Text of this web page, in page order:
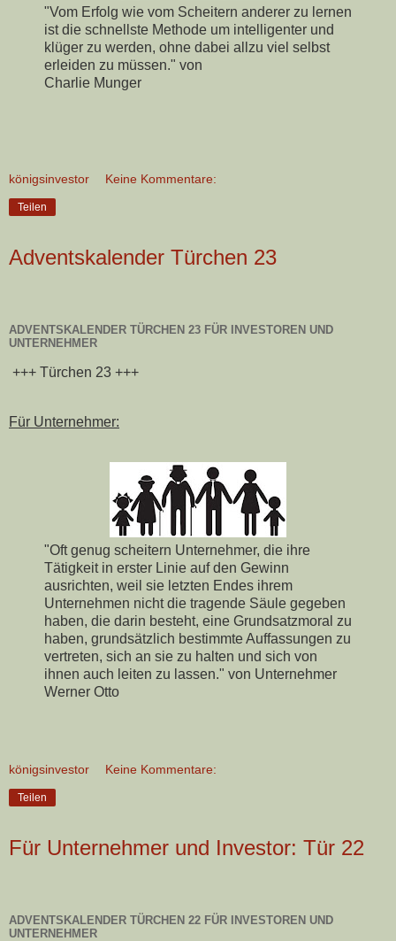
"Vom Erfolg wie vom Scheitern anderer zu lernen
ist die schnellste Methode um intelligenter und
klüger zu werden, ohne dabei allzu viel selbst
erleiden zu müssen." von
Charlie Munger
königsinvestor Keine Kommentare:
Teilen
Adventskalender Türchen 23
ADVENTSKALENDER TÜRCHEN 23 FÜR INVESTOREN UND
UNTERNEHMER
+++ Türchen 23 +++
Für Unternehmer:
"Oft genug scheitern Unternehmer, die ihre
Tätigkeit in erster Linie auf den Gewinn
ausrichten, weil sie letzten Endes ihrem
Unternehmen nicht die tragende Säule gegeben
haben, die darin besteht, eine Grundsatzmoral zu
haben, grundsätzlich bestimmte Auffassungen zu
vertreten, sich an sie zu halten und sich von
ihnen auch leiten zu lassen." von Unternehmer
Werner Otto
königsinvestor Keine Kommentare:
Teilen
Für Unternehmer und Investor: Tür 22
ADVENTSKALENDER TÜRCHEN 22 FÜR INVESTOREN UND
UNTERNEHMER